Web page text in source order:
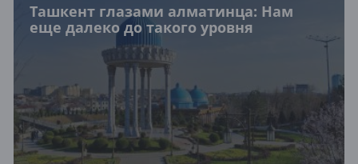
Ташкент глазами алматинца: Нам
еще далеко до такого уровня